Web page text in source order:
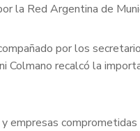
la Red Argentina de
por los
Colmano recalcó la
empresas